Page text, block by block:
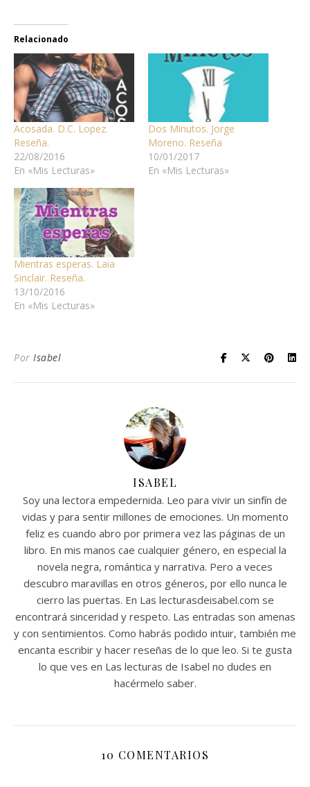
Relacionado
Acosada. D.C. Lopez.
Reseña.
22/08/2016
En «Mis Lecturas»
Dos Minutos. Jorge
Moreno. Reseña
10/01/2017
En «Mis Lecturas»
Mientras esperas. Laia
Sinclair. Reseña.
13/10/2016
En «Mis Lecturas»
Por Isabel
ISABEL
Soy una lectora empedernida. Leo para vivir un sinfín de
vidas y para sentir millones de emociones. Un momento
feliz es cuando abro por primera vez las páginas de un
libro. En mis manos cae cualquier género, en especial la
novela negra, romántica y narrativa. Pero a veces
descubro maravillas en otros géneros, por ello nunca le
cierro las puertas. En Las lecturasdeisabel.com se
encontrará sinceridad y respeto. Las entradas son amenas
y con sentimientos. Como habrás podido intuir, también me
encanta escribir y hacer reseñas de lo que leo. Si te gusta
lo que ves en Las lecturas de Isabel no dudes en
hacérmelo saber.
10 COMENTARIOS